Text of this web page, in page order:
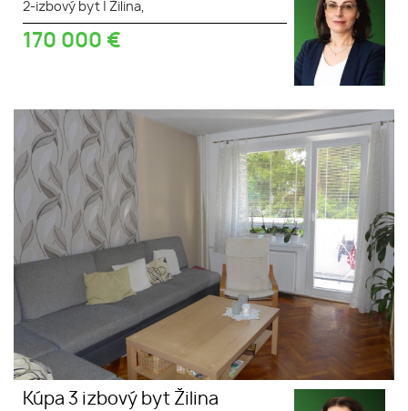
2-izbový byt Žilina,
170 000 €
Kúpa 3 izbový byt Žilina
Kúpa 3 izbový byt Žilina